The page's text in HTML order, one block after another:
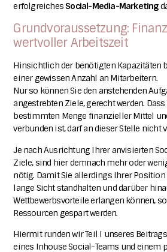
erfolgreiches Social-Media-Marketing
Grundvoraussetzung:
wertvoller Arbeitszeit
Hinsichtlich der benötigten Kapazitäten
einer gewissen Anzahl an Mitarbeitern.
Nur so können Sie den anstehenden
angestrebten Ziele, gerecht werden.
bestimmten Menge finanzieller Mittel
verbunden ist, darf an dieser Stelle nicht
Je nach Ausrichtung Ihrer anvisierten
Ziele, sind hier demnach mehr oder
nötig. Damit Sie allerdings Ihrer Position
lange Sicht standhalten und darüber
Wettbewerbsvorteile erlangen können,
Ressourcen gespart werden.
Hiermit runden wir Teil I unseres
eines Inhouse Social-Teams und einem